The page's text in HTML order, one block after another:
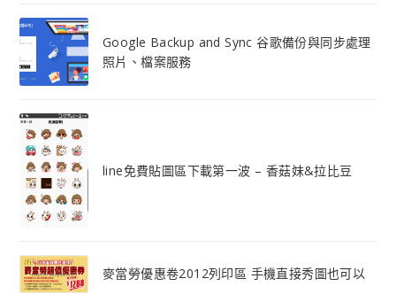
Google Backup and Sync 谷歌備份與同步處理
照片、檔案服務
line免費貼圖區下載第一波 – 香菇妹&拉比豆
麥當勞優惠卷2012列印區 手機直接秀圖也可以